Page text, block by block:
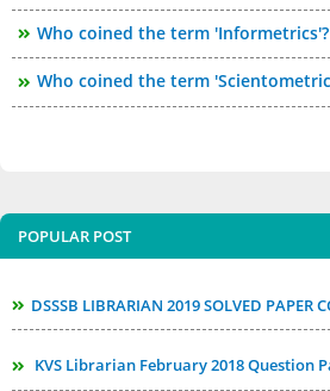
Who coined the term 'Informetrics'?
Who coined the term
POPULAR POST
DSSSB LIBRARIAN 2019 SOLVED PAPER
KVS Librarian February 2018 Question